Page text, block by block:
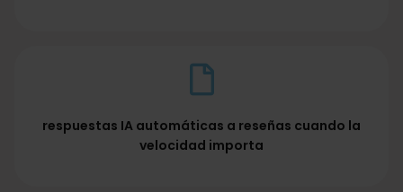
respuestas IA automáticas a reseñas cuando la
velocidad importa